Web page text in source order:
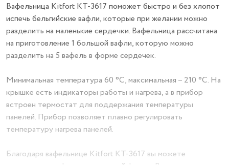
Вафельница Kitfort КТ-3617 поможет быстро и без хлопот
испечь бельгийские вафли, которые при желании можно
разделить на маленькие сердечки. Вафельница рассчитана
на приготовление 1 большой вафли, которую можно
разделить на 5 вафель в форме сердечек.
Минимальная температура 60 °С, максимальная – 210 °С. На
крышке есть индикаторы работы и нагрева, а в прибор
встроен термостат для поддержания температуры
панелей. Прибор позволяет плавно регулировать
температуру нагрева панелей.
Благодаря вафельнице Kitfort КТ-3617 вы можете